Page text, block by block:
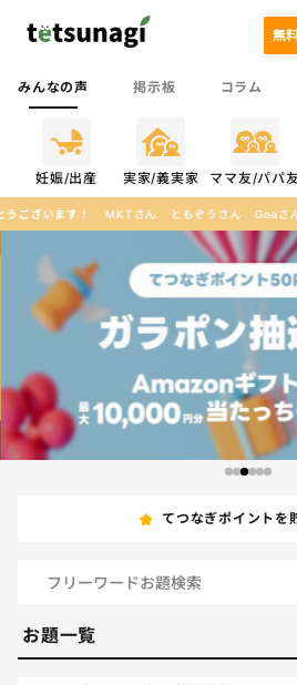
みんなの声 掲示板 コラム
無
妊娠/出産 実家/義実家 ママ友/パパ
ともぞうさん Goaさん えぬさん あみあみさ
てつなぎポイントを
お題一覧